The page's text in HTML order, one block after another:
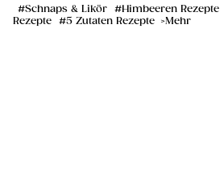
Schnaps & Likör Himbeeren Rezepte
Rezepte
5 Zutaten Rezepte Mehr